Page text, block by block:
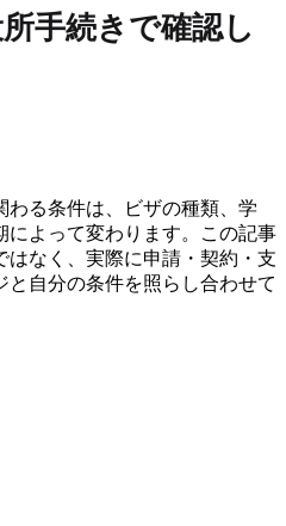
手続きで確認し
わる条件は、ビザの種類、学
によって変わります。この記事
はなく、実際に申請・契約・支
自分の条件を照らし合わせて